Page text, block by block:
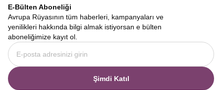
E-Bülten Aboneliği
Avrupa Rüyasının tüm haberleri, kampanyaları ve
yenilikleri hakkında bilgi almak istiyorsan e bülten
aboneliğimize kayıt ol.
Şimdi Katıl